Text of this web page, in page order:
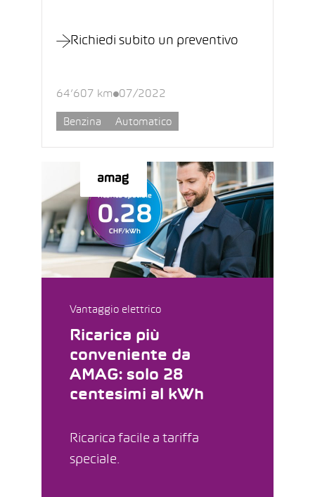
Richiedi subito un preventivo
64’607 km 07/2022
Benzina Automatico
Vantaggio elettrico
Ricarica più
conveniente da
AMAG: solo 28
centesimi al kWh
Ricarica facile a tariffa
speciale.